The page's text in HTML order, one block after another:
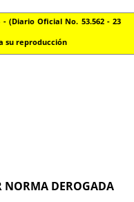
(Diario Oficial No. 53.562 - 23
su reproducción
NORMA DEROGADA